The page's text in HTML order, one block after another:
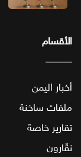
الأقسام
أخبار اليمن
ملفات ساخنة
تقارير خاصة
نقّارون